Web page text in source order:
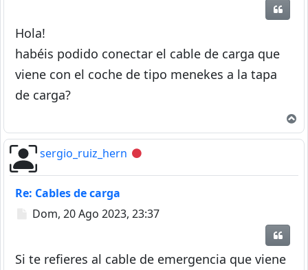
Hola!
habéis podido conectar el cable de carga que
viene con el coche de tipo menekes a la tapa
de carga?
sergio_ruiz_hern Desconectado
Re: Cables de carga
Mensaje
Dom, 20 Ago 2023, 23:37
Si te refieres al cable de emergencia que viene